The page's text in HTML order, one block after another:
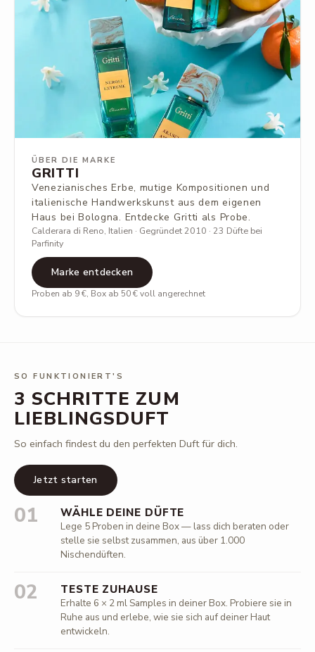
ÜBER DIE MARKE
GRITTI
Venezianisches Erbe, mutige Kompositionen und
italienische Handwerkskunst aus dem eigenen
Haus bei Bologna. Entdecke Gritti als Probe.
Calderara di Reno, Italien · Gegründet 2010 · 23 Düfte bei
Parfinity
Marke entdecken
Proben ab 9 €, Box ab 50 € voll angerechnet
SO FUNKTIONIERT'S
3 SCHRITTE ZUM
LIEBLINGSDUFT
So einfach findest du den perfekten Duft für dich.
Jetzt starten
01 WÄHLE DEINE DÜFTE
Lege 5 Proben in deine Box — lass dich beraten oder
stelle sie selbst zusammen, aus über 1.000
Nischendüften.
02 TESTE ZUHAUSE
Erhalte 6 × 2 ml Samples in deiner Box. Probiere sie in
Ruhe aus und erlebe, wie sie sich auf deiner Haut
entwickeln.